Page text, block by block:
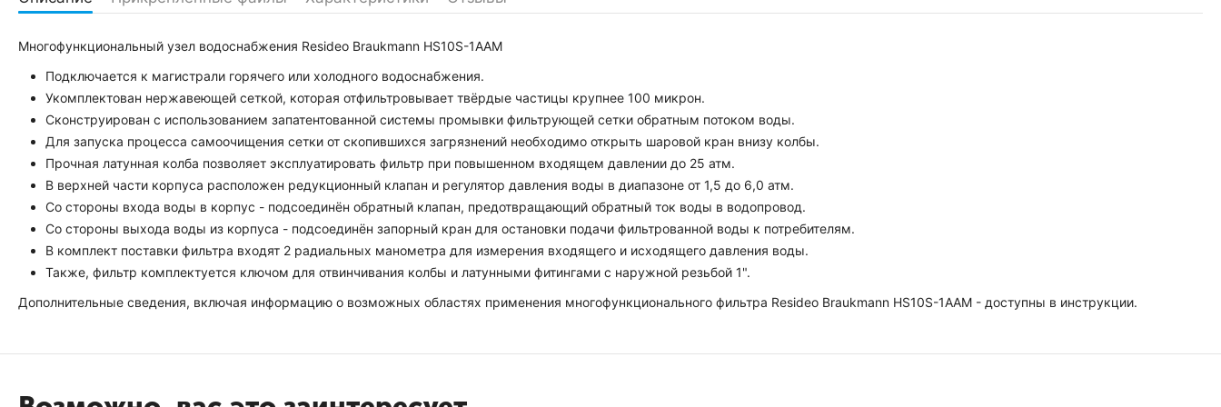
Многофункциональный узел водоснабжения Resideo Braukmann HS10S-1AAM
Подключается к магистрали горячего или холодного водоснабжения.
Укомплектован нержавеющей сеткой, которая отфильтровывает твёрдые частицы крупнее 100 микрон.
Сконструирован с использованием запатентованной системы промывки фильтрующей сетки обратным потоком воды.
Для запуска процесса самоочищения сетки от скопившихся загрязнений необходимо открыть шаровой кран внизу колбы.
Прочная латунная колба позволяет эксплуатировать фильтр при повышенном входящем давлении до 25 атм.
В верхней части корпуса расположен редукционный клапан и регулятор давления воды в диапазоне от 1,5 до 6,0 атм.
Со стороны входа воды в корпус - подсоединён обратный клапан, предотвращающий обратный ток воды в водопровод.
Со стороны выхода воды из корпуса - подсоединён запорный кран для остановки подачи фильтрованной воды к потребителям.
В комплект поставки фильтра входят 2 радиальных манометра для измерения входящего и исходящего давления воды.
Также, фильтр комплектуется ключом для отвинчивания колбы и латунными фитингами с наружной резьбой 1".
Дополнительные сведения, включая информацию о возможных областях применения многофункционального фильтра Resideo Braukmann HS10S-1AAM - доступны в инструкции.